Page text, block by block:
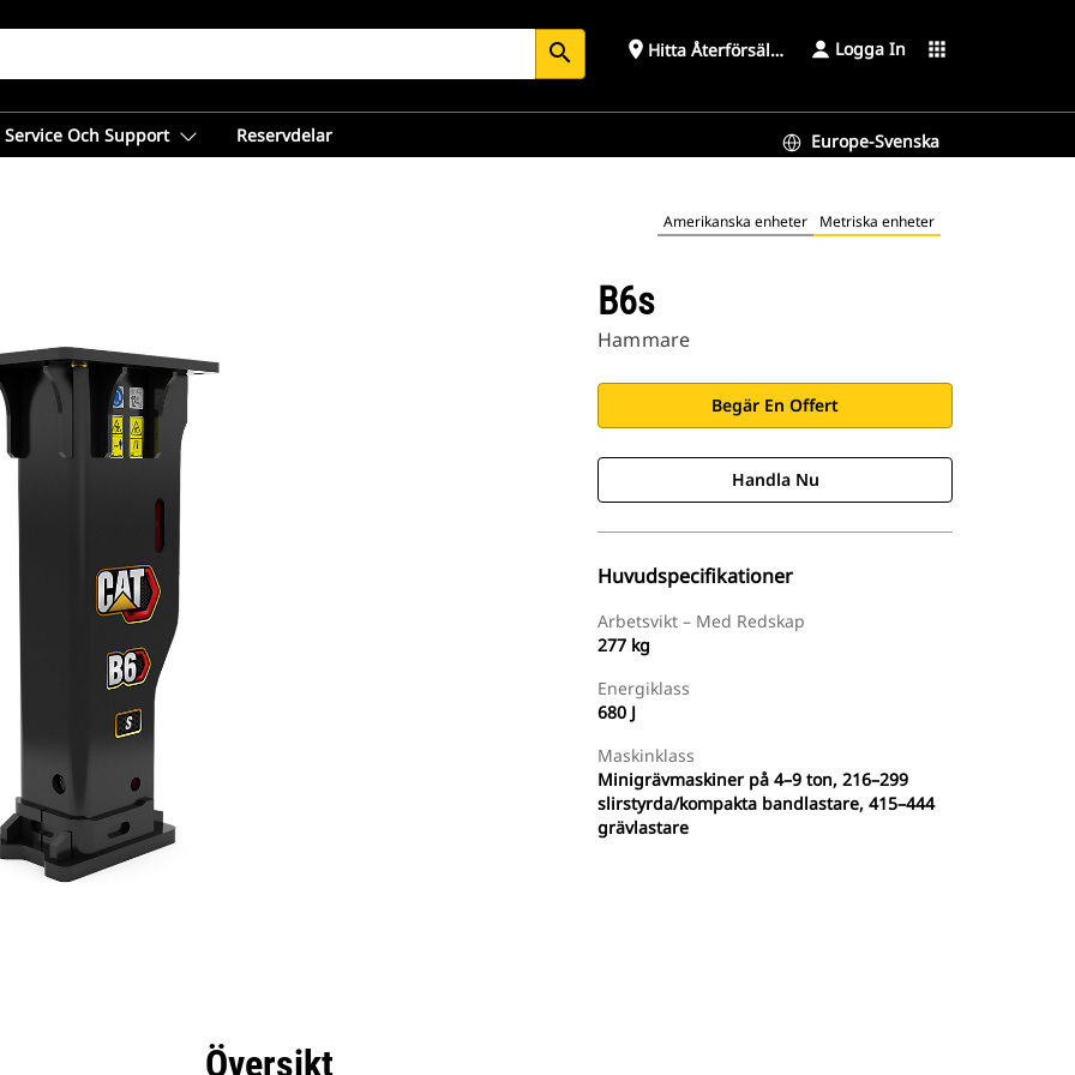
search place Hitta Återförsäljare Logga In apps
Service Och Support Reservdelar Europe-Svenska
Amerikanska enheter Metriska enheter
B6s
Hammare
Begär En Offert
Handla Nu
Huvudspecifikationer
Arbetsvikt – Med Redskap
277 kg
Energiklass
680 J
Maskinklass
Minigrävmaskiner på 4–9 ton, 216–299
slirstyrda/kompakta bandlastare, 415–444
grävlastare
SpecifikationerÖversikt